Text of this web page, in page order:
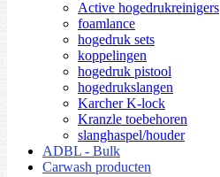
Active hogedrukreinigers
foamlance
hogedruk sets
koppelingen
hogedruk pistool
hogedrukslangen
Karcher K-lock
Kranzle toebehoren
slanghaspel/houder
ADBL - Bulk
Carwash producten